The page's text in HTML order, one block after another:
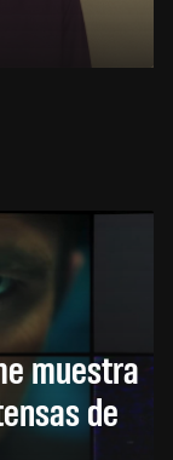
muestra
de